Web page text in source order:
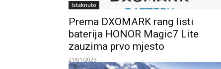
Istaknuto
Prema DXOMARK rang listi
baterija HONOR Magic7 Lite
zauzima prvo mjesto
21/01/2025